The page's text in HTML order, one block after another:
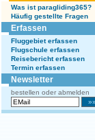
Was ist paragliding365?
Häufig gestellte Fragen
Erfassen
Fluggebiet erfassen
Flugschule erfassen
Reisebericht erfassen
Termin erfassen
Newsletter
bestellen oder abmelden